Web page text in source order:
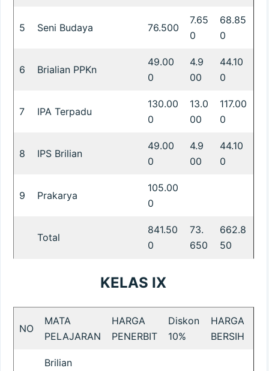
5 Seni Budaya 76.500
7.65
0
68.85
0
6 Brialian PPKn
49.00
0
4.9
00
44.10
0
7 IPA Terpadu
130.00
0
13.0
00
117.00
0
8 IPS Brilian
49.00
0
4.9
00
44.10
0
9 Prakarya
105.00
0
Total
841.50
0
73.
650
662.8
50
KELAS IX
NO
MATA
PELAJARAN
HARGA
PENERBIT
Diskon
10%
HARGA
BERSIH
Brilian